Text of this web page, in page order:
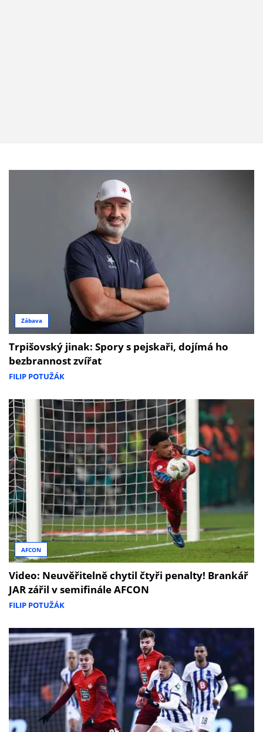
Zábava
Trpišovský jinak: Spory s pejskaři, dojímá ho
bezbrannost zvířat
FILIP POTUŽÁK
AFCON
Video: Neuvěřitelně chytil čtyři penalty! Brankář
JAR zářil v semifinále AFCON
FILIP POTUŽÁK